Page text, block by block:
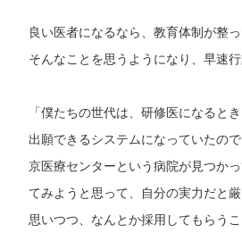
良い医者になるなら、教育体制が整
そんなことを思うようになり、早速行
「僕たちの世代は、研修医になると
出願できるシステムになっていたの
京医療センターという病院が見つか
てみようと思って、自分の実力だと
思いつつ、なんとか採用してもらうこ